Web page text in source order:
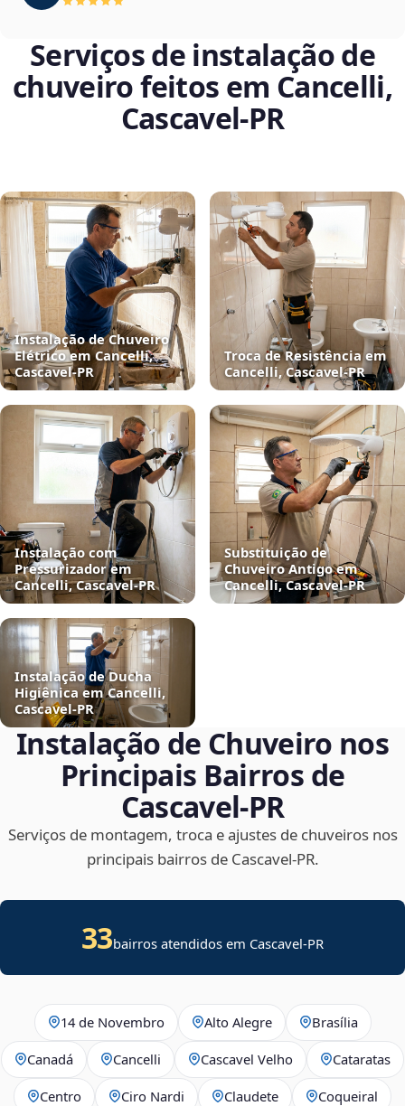
Serviços de instalação de
chuveiro feitos em Cancelli,
Cascavel‑PR
Instalação de Chuveiro
Elétrico em Cancelli,
Cascavel‑PR
Troca de Resistência em
Cancelli, Cascavel‑PR
Instalação com
Pressurizador em
Cancelli, Cascavel‑PR
Substituição de
Chuveiro Antigo em
Cancelli, Cascavel‑PR
Instalação de Ducha
Higiênica em Cancelli,
Cascavel‑PR
Instalação de Chuveiro nos
Principais Bairros de
Cascavel‑PR
Serviços de montagem, troca e ajustes de chuveiros nos
principais bairros de Cascavel‑PR.
33bairros atendidos em Cascavel-PR
14 de Novembro Alto Alegre Brasília
Canadá Cancelli Cascavel Velho Cataratas
Centro Ciro Nardi Claudete Coqueiral